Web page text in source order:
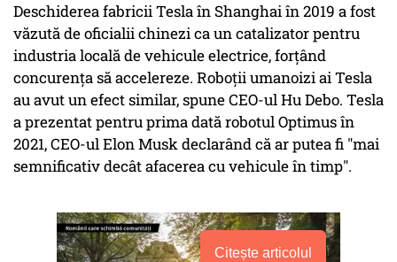
Deschiderea fabricii Tesla în Shanghai în 2019 a fost
văzută de oficialii chinezi ca un catalizator pentru
industria locală de vehicule electrice, forțând
concurența să accelereze. Roboții umanoizi ai Tesla
au avut un efect similar, spune CEO-ul Hu Debo. Tesla
a prezentat pentru prima dată robotul Optimus în
2021, CEO-ul Elon Musk declarând că ar putea fi "mai
semnificativ decât afacerea cu vehicule în timp".
Citește articolul